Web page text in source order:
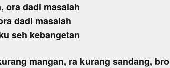
ora dadi masalah
dadi masalah
seh kebangetan
mangan, ra kurang sandang, bro